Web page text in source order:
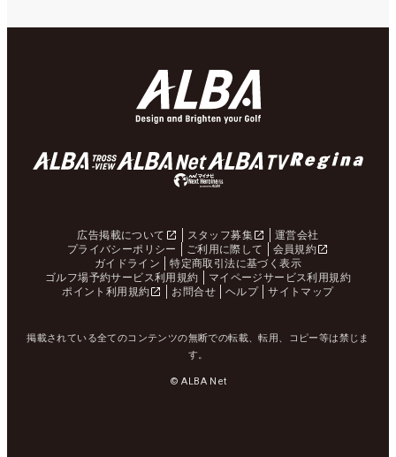
広告掲載について スタッフ募集
運営会社
プライバシーポリシー
ご利用に際して
会員規約
ガイドライン
特定商取引法に基づく表示
ゴルフ場予約サービス利用規約
マイページサービス利用規約
ポイント利用規約
お問合せ ヘルプ サイトマップ
掲載されている全てのコンテンツの無断での転載、転用、コピー等は禁じま
す。
© ALBA Net